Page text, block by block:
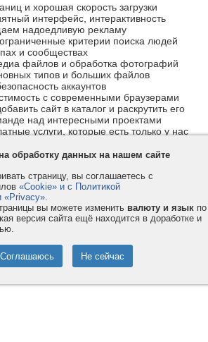
и хорошая скорость загрузки
интерфейс, интерактивность
надоедливую рекламу
критерии поиска людей
и сообществах
файлов и обработка фотографий
типов и больших файлов
аккаунтов
с современными браузерами
сайт в каталог и раскрутить его
над интересными проектами
услуги, которые есть только у нас
Privacy и Cookie
Помощь
- Все права защищены.
обработку данных на нашем сайте
страницу, вы соглашаетесь с
«Cookie» и с Политикой
«Privacy».
вы можете изменить валюту и язык по
версия сайта ещё находится в доработке и